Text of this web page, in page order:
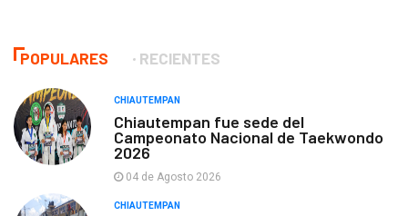
POPULARES RECIENTES
CHIAUTEMPAN
Chiautempan fue sede del
Campeonato Nacional de Taekwondo
2026
04 de Agosto 2026
CHIAUTEMPAN